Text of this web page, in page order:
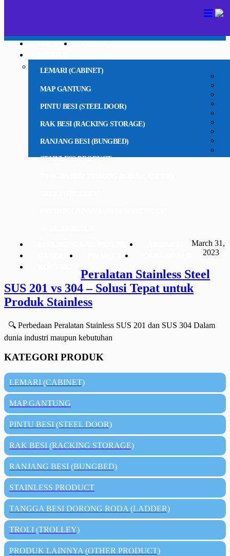
LEMARI (CABINET)
MAP GANTUNG
PINTU BESI (STEEL DOOR)
RAK BESI (RACKING STORAGE)
RANJANG BESI (BUNGBED)
STAINLESS PRODUCT
March 31,
2023
Peralatan Stainless Steel
SUS 201 vs 304 – Solusi Tepat untuk
Produk Stainless
🔍 Perbedaan Peralatan Stainless SUS 201 dan SUS 304 Dalam
dunia industri maupun kebutuhan
KATEGORI PRODUK
LEMARI (CABINET)
MAP GANTUNG
PINTU BESI (STEEL DOOR)
RAK BESI (RACKING STORAGE)
RANJANG BESI (BUNGBED)
STAINLESS PRODUCT
TANGGA BESI DORONG RODA (LADDER)
TROLI (TROLLEY)
PRODUK LAINNYA (OTHER PRODUCT)